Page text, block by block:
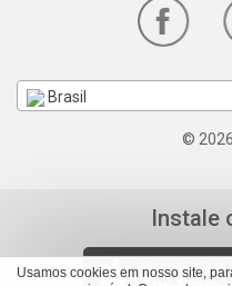
Usamos cookies em nosso site,
Brasil
©
Instale